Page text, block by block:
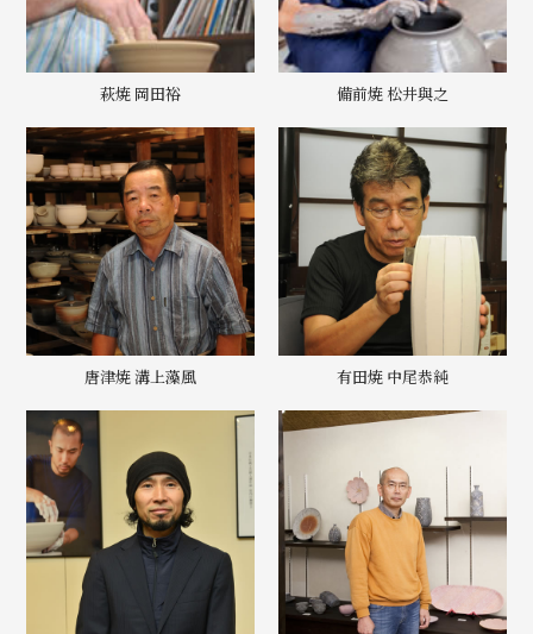
萩焼 岡田裕 備前焼 松井與之
唐津焼 溝上藻風 有田焼 中尾恭純